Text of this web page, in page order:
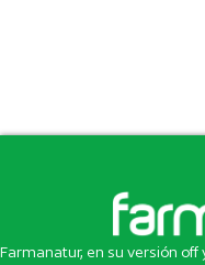
Farmanatur, en su versión